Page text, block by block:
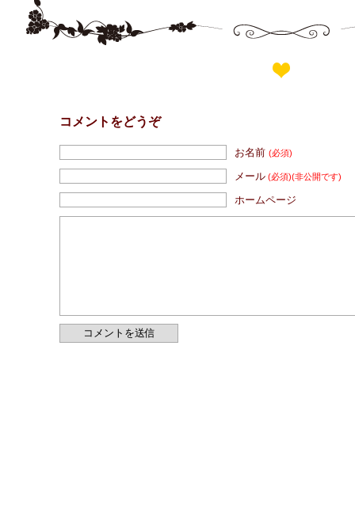
コメントをどうぞ
お名前(必須)
メール (必須)(非公開です)
ホームページ